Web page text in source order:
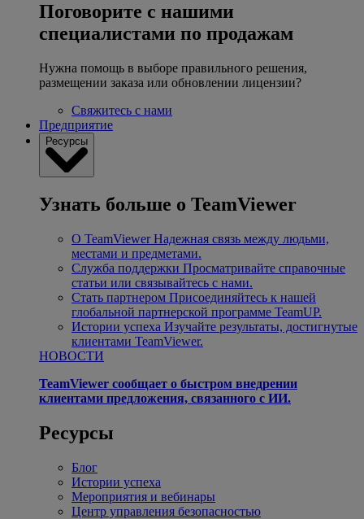
Поговорите с нашими
специалистами по продажам
Нужна помощь в выборе правильного решения,
размещении заказа или обновлении лицензии?
Свяжитесь с нами
Предприятие
Ресурсы
Узнать больше о TeamViewer
О TeamViewer Надежная связь между людьми,
местами и предметами.
Служба поддержки Просматривайте справочные
статьи или связывайтесь с нами.
Стать партнером Присоединяйтесь к нашей
глобальной партнерской программе TeamUP.
Истории успеха Изучайте результаты, достигнутые
клиентами TeamViewer.
НОВОСТИ
TeamViewer сообщает о быстром внедрении
клиентами предложения, связанного с ИИ.
Ресурсы
Блог
Истории успеха
Мероприятия и вебинары
Центр управления безопасностью